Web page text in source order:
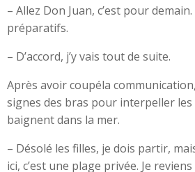
– Allez Don Juan, c’est pour
préparatifs.
– D’accord, j’y vais tout de suite.
Après avoir coupéla
signes des bras pour interpeller les
baignent dans la mer.
– Désolé les filles, je dois partir,
ici, c’est une plage privée. Je